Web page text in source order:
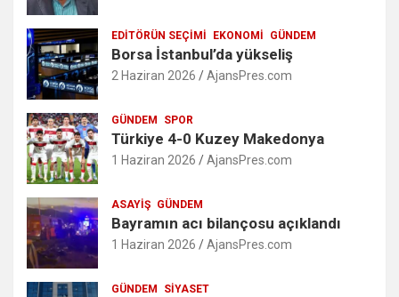
EDITÖRÜN SEÇIMI EKONOMI GÜNDEM
Borsa İstanbul’da yükseliş
2 Haziran 2026 AjansPres.com
GÜNDEM SPOR
Türkiye 4-0 Kuzey Makedonya
1 Haziran 2026 AjansPres.com
ASAYIŞ GÜNDEM
Bayramın acı bilançosu açıklandı
1 Haziran 2026 AjansPres.com
GÜNDEM SIYASET